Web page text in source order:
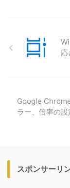
Google
ラー、倍率の設
スポンサーリ